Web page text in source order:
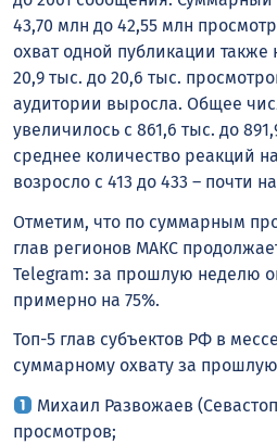
43,70 млн до 42,55 млн
охват одной публикации также
20,9 тыс. до 20,6 тыс.
аудитории выросла. Общее
увеличилось с 861,6 тыс. до
среднее количество реакций
возросло с 413 до 433 – почти
Отметим, что по суммарным
глав регионов MАКС
Telegram: за прошлую неделю
примерно на 75%.
Топ-5 глав субъектов РФ в
суммарному охвату за
Михаил Развожаев
просмотров;